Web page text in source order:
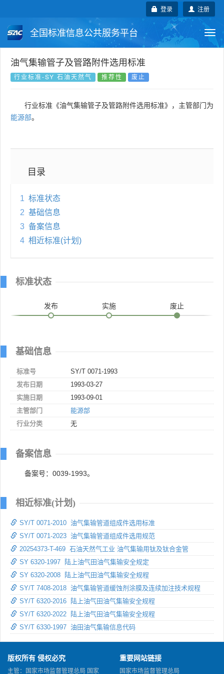
注册
登录
全国标准信息公共服务平台
国家标准 行业标准
国外标准 技术委员会
油气集输管子及管路附件选用标准
行业标准-SY 石油天然气 推荐性 废止
行业标准《油气集输管子及管路附件选用标准》，主管部门为
能源部。
目录
1 标准状态
2 基础信息
3 备案信息
4 相近标准(计划)
标准状态
发布 实施 废止
基础信息
标准号
SY/T 0071-1993
发布日期
1993-03-27
实施日期
1993-09-01
主管部门
能源部
行业分类
无
备案信息
备案号：0039-1993。
相近标准(计划)
SY/T 0071-2010 油气集输管道组成件选用标准
SY/T 0071-2023 油气集输管道组成件选用规范
20254373-T-469 石油天然气工业 油气集输用钛及钛合金管
SY 6320-1997 陆上油气田油气集输安全规定
SY 6320-2008 陆上油气田油气集输安全规程
SY/T 7408-2018 油气集输管道缓蚀剂涂膜及连续加注技术规程
SY/T 6320-2016 陆上油气田油气集输安全规程
SY/T 6320-2022 陆上油气田油气集输安全规程
SY/T 6330-1997 油田油气集输信息代码
版权所有 侵权必究
主管：国家市场监督管理总局 国家
重要网站链接
国家市场监督管理总局